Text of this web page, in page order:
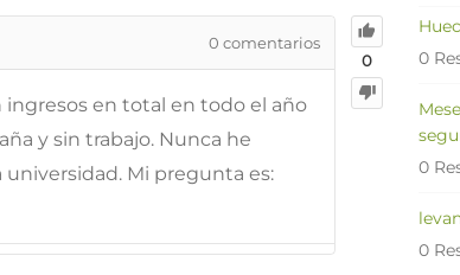
0
0 comentarios
ingresos en total en todo el año
y sin trabajo. Nunca he
Mi pregunta es:
0
0
0